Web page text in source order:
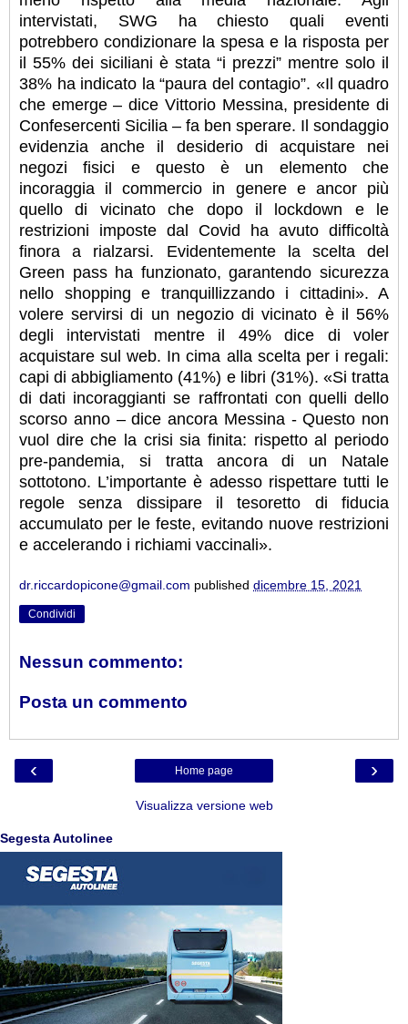
intervistati, SWG ha chiesto quali eventi
potrebbero condizionare la spesa e la risposta per
il 55% dei siciliani è stata “i prezzi” mentre solo il
38% ha indicato la “paura del contagio”. «Il quadro
che emerge – dice Vittorio Messina, presidente di
Confesercenti Sicilia – fa ben sperare. Il sondaggio
evidenzia anche il desiderio di acquistare nei
negozi fisici e questo è un elemento che
incoraggia il commercio in genere e ancor più
quello di vicinato che dopo il lockdown e le
restrizioni imposte dal Covid ha avuto difficoltà
finora a rialzarsi. Evidentemente la scelta del
Green pass ha funzionato, garantendo sicurezza
nello shopping e tranquillizzando i cittadini». A
volere servirsi di un negozio di vicinato è il 56%
degli intervistati mentre il 49% dice di voler
acquistare sul web. In cima alla scelta per i regali:
capi di abbigliamento (41%) e libri (31%). «Si tratta
di dati incoraggianti se raffrontati con quelli dello
scorso anno – dice ancora Messina - Questo non
vuol dire che la crisi sia finita: rispetto al periodo
pre-pandemia, si tratta ancora di un Natale
sottotono. L’importante è adesso rispettare tutti le
regole senza dissipare il tesoretto di fiducia
accumulato per le feste, evitando nuove restrizioni
e accelerando i richiami vaccinali».
dr.riccardopicone@gmail.com published dicembre 15, 2021
Condividi
Nessun commento:
Posta un commento
‹ ›
Home page
Visualizza versione web
Segesta Autolinee